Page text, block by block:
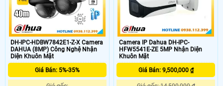
DH-IPC-HDBW7842E1-Z-X Camera
DAHUA (8MP) Công Nghệ Nhận
Diện Khuôn Mặt
Giá Bán: 5%-35%
Camera IP Dahua DH-IPC-
HFW5541E-ZE 5MP Nhận Diện
Khuôn Mặt
Giá Bán: 9,500,000 ₫